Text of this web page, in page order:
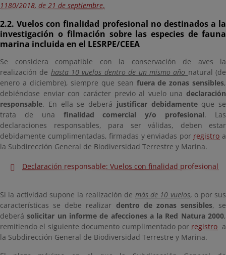
1180/2018, de 21 de septiembre.
2.2. Vuelos con finalidad profesional no destinados a la
investigación o filmación sobre las especies de fauna
marina incluida en el LESRPE/CEEA
Se considera compatible con la conservación de aves la
realización de hasta 10 vuelos dentro de un mismo año natural (de
enero a diciembre), siempre que sean fuera de zonas sensibles,
debiéndose enviar con carácter previo al vuelo una declaración
responsable. En ella se deberá justificar debidamente que se
trata de una finalidad comercial y/o profesional. Las
declaraciones responsables, para ser válidas, deben estar
debidamente cumplimentadas, firmadas y enviadas por registro a
la Subdirección General de Biodiversidad Terrestre y Marina.
Declaración responsable: Vuelos con finalidad profesional
Si la actividad supone la realización de más de 10 vuelos, o por sus
características se debe realizar dentro de zonas sensibles, se
deberásolicitar un informe de afecciones a la Red Natura 2000,
remitiendo el siguiente documento cumplimentado por registro a
la Subdirección General de Biodiversidad Terrestre y Marina.